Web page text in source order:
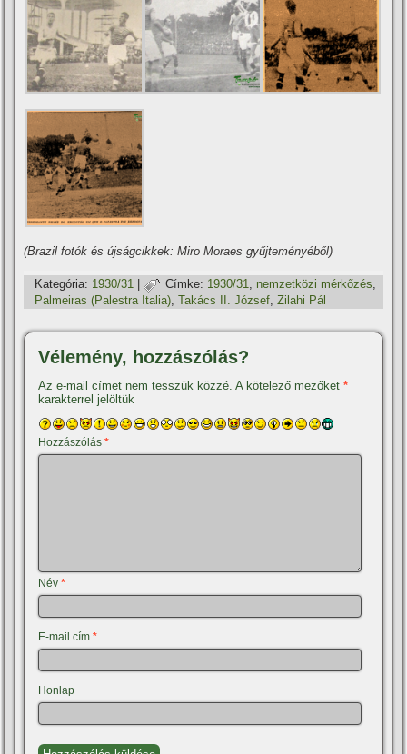
(Brazil fotók és újságcikkek: Miro Moraes gyűjteményéből)
Kategória: 1930/31 | Címke: 1930/31, nemzetközi mérkőzés,
Palmeiras (Palestra Italia) ,Takács II. József ,Zilahi Pál
Vélemény, hozzászólás?
Az e-mail címet nem tesszük közzé. A kötelező mezőket*
karakterrel jelöltük
Hozzászólás*
Név*
E-mail cím*
Honlap